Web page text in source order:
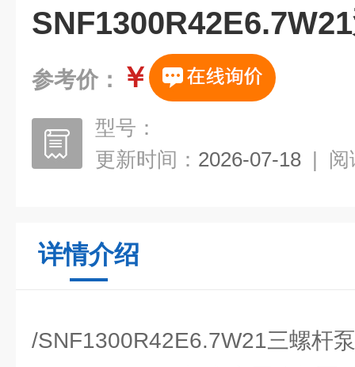
参考价： ￥
型号：
更新时间： 2026-07-18 | 阅
详情介绍
/SNF1300R42E6.7W21三螺杆